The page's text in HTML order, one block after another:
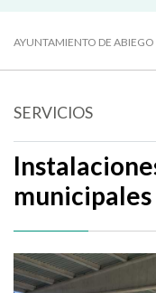
AYUNTAMIENTO DE ABIEGO
SERVICIOS
municipales